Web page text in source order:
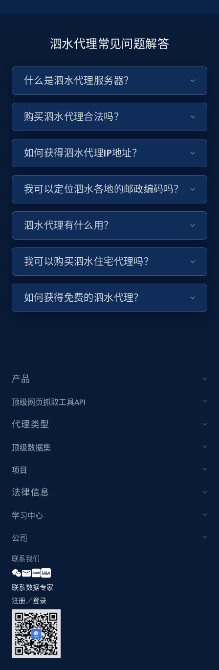
泗水代理常见问题解答
什么是泗水代理服务器？
购买泗水代理合法吗？
如何获得泗水代理IP地址？
我可以定位泗水各地的邮政编码吗？
泗水代理有什么用？
我可以购买泗水住宅代理吗？
如何获得免费的泗水代理？
产品
顶级网页抓取工具API
代理类型
顶级数据集
项目
法律信息
学习中心
公司
联系我们
联系数据专家
注册／登录